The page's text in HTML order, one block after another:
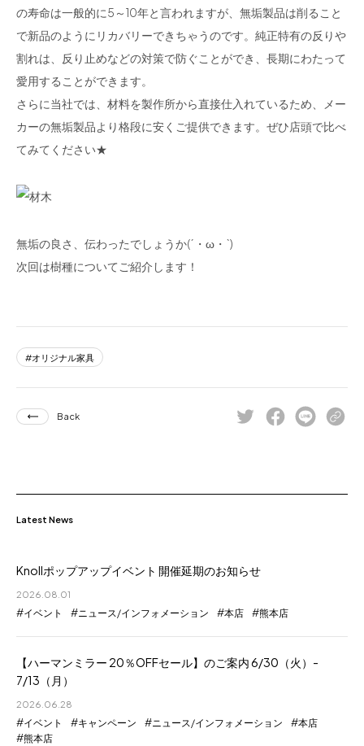
の寿命は一般的に5～10年と言われますが、無垢製品は削ること
で新品のようにリカバリーできちゃうのです。純正特有の反りや
割れは、反り止めなどの対策で防ぐことができ、長期にわたって
愛用することができます。
さらに当社では、材料を製作所から直接仕入れているため、メー
カーの無垢製品より格段に安くご提供できます。ぜひ店頭で比べ
てみてください★
無垢の良さ、伝わったでしょうか(´・ω・`)ゞ
次回は樹種についてご紹介します！
オリジナル家具
Back
Latest News
Knollポップアップイベント 開催延期のお知らせ
2026.08.01
イベント ニュース/インフォメーション 本店 熊本店
【ハーマンミラー 20％OFFセール】のご案内 6/30（火）-
7/13（月）
2026.06.28
イベント キャンペーン ニュース/インフォメーション
本店
熊本店